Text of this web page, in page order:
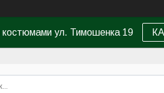
ул. Тимошенка 19